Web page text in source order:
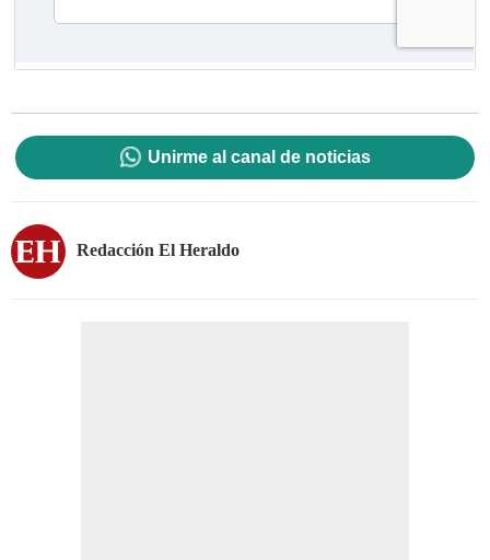
Unirme al canal de noticias
Redacción El Heraldo